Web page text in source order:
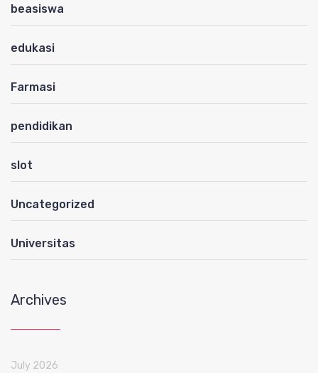
beasiswa
edukasi
Farmasi
pendidikan
slot
Uncategorized
Universitas
Archives
July 2026